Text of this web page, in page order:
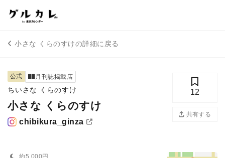
小さな くらのすけの詳細に戻る
公式 月刊誌掲載店
ちいさな くらのすけ
小さな くらのすけ
chibikura_ginza
12
共有する
約5,000円